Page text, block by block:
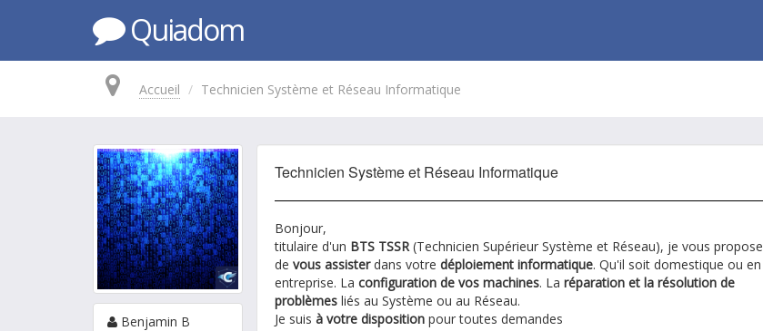
Quiadom
Accueil Technicien Système et Réseau Informatique
Benjamin B
Technicien Système et Réseau Informatique
Bonjour,
titulaire d'un BTS TSSR(Technicien Supérieur Système et Réseau), je vous propose
de vous assisterdans votre déploiement informatique. Qu'il soit domestique ou en
entreprise. La configuration de vos machines. La réparation et la résolution de
problèmes liés au Système ou au Réseau.
Je suis à votre disposition pour toutes demandes